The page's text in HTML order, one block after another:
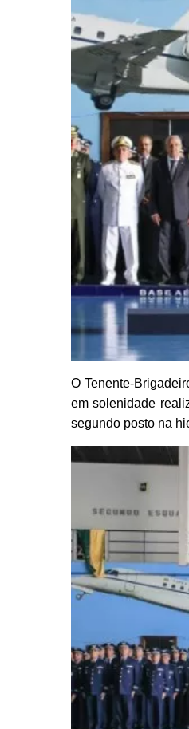
O Tenente-
em solenidade
segundo posto na